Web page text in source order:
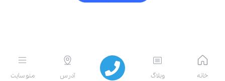
منو سایت